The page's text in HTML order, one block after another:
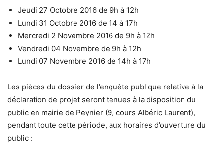
Jeudi 27 Octobre 2016 de 9h à 12h
Lundi 31 Octobre 2016 de 14 à 17h
Mercredi 2 Novembre 2016 de 9h à 12h
Vendredi 04 Novembre de 9h à 12h
Lundi 07 Novembre 2016 de 14h à 17h
Les pièces du dossier de l’enquête publique relative à la
déclaration de projet seront tenues à la disposition du
public en mairie de Peynier (9, cours Albéric Laurent),
pendant toute cette période, aux horaires d’ouverture du
public :